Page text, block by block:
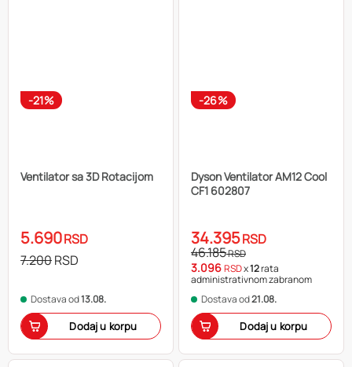
-21%
Ventilator sa 3D Rotacijom
5.690RSD
7.200RSD
Dostava od13.08.
Dodaj u korpu
-26%
Dyson Ventilator AM12 Cool
CF1 602807
34.395RSD
46.185RSD
3.096RSDx12rata
administrativnom zabranom
Dostava od21.08.
Dodaj u korpu